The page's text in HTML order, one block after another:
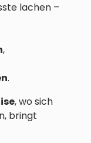
lachen –
,
.
, wo sich
bringt